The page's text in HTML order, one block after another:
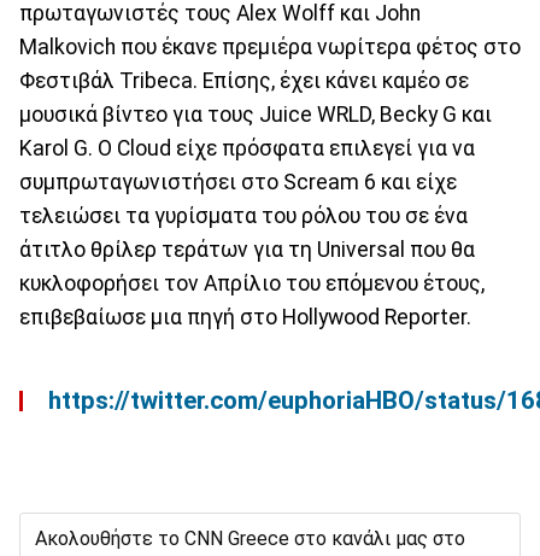
πρωταγωνιστές τους Alex Wolff και John
Malkovich που έκανε πρεμιέρα νωρίτερα φέτος στο
Φεστιβάλ Tribeca. Επίσης, έχει κάνει καμέο σε
μουσικά βίντεο για τους Juice WRLD, Becky G και
Karol G. Ο Cloud είχε πρόσφατα επιλεγεί για να
συμπρωταγωνιστήσει στο Scream 6 και είχε
τελειώσει τα γυρίσματα του ρόλου του σε ένα
άτιτλο θρίλερ τεράτων για τη Universal που θα
κυκλοφορήσει τον Απρίλιο του επόμενου έτους,
επιβεβαίωσε μια πηγή στο Hollywood Reporter.
https://twitter.com/euphoriaHBO/status/
Ακολουθήστε το CNN Greece στο κανάλι μας στο